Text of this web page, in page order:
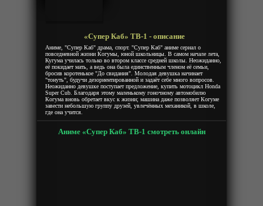
«Супер Каб» ТВ-1 - описание
Аниме, "Супер Каб" драма, спорт. "Супер Каб" аниме сериал о
повседневной жизни Когумы, юной школьницы. В самом начале лета,
Кугума училась только во втором классе средней школы. Неожиданно,
её покидает мать, а ведь она была единственным членом её семьи,
бросив коротенькое "До свидания". Молодая девушка начинает
"тонуть", будучи дезориентированной и задаёт себе много вопросов.
Неожиданно девушке поступает предложение, купить мотоцикл Honda
Super Cub. Благодаря этому маленькому гоночному автомобилю
Когума вновь обретает вкус к жизни; машина даже позволяет Когуме
завести небольшую группу друзей, увлечённых механикой, в школе,
где она учится.
Аниме «Супер Каб» ТВ-1 смотреть онлайн